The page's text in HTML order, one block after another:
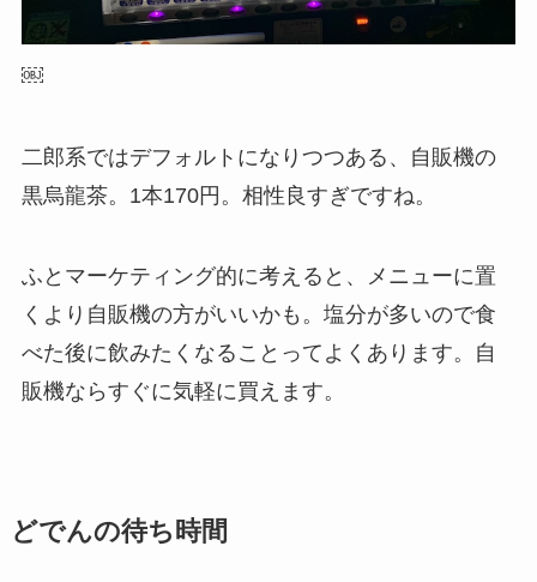
￼
二郎系ではデフォルトになりつつある、自販機の
黒烏龍茶。1本170円。相性良すぎですね。
ふとマーケティング的に考えると、メニューに置
くより自販機の方がいいかも。塩分が多いので食
べた後に飲みたくなることってよくあります。自
販機ならすぐに気軽に買えます。
どでんの待ち時間